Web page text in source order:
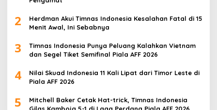
2
Herdman Akui Timnas Indonesia Kesalahan Fatal di 15
Menit Awal, Ini Sebabnya
3
Timnas Indonesia Punya Peluang Kalahkan Vietnam
dan Segel Tiket Semifinal Piala AFF 2026
4
Nilai Skuad Indonesia 11 Kali Lipat dari Timor Leste di
Piala AFF 2026
5
Mitchell Baker Cetak Hat-trick, Timnas Indonesia